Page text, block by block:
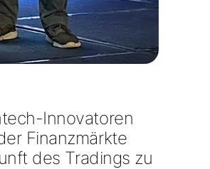
Innovatoren
Finanzmärkte
des Tradings zu